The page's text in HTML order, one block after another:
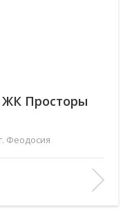
ЖК Просторы
Феодосия
85.03/47.61/16.82
3
4/9